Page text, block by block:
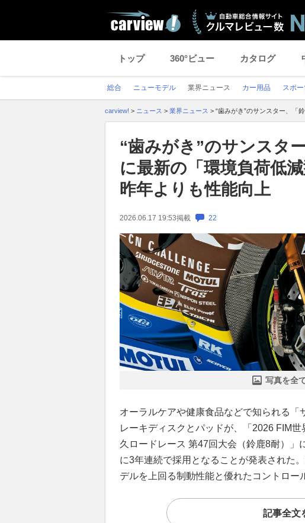
トップ 360°ビュー カタログ
総合 ニューモデル 業界ニュース カー用品 スポー
carview! > ニュース > 業界ニュース > “歯みがき”のサンスター、「
“歯みがき”のサンスタ
に最新の「環境負荷低
昨年よりも性能向上
2026.06.17 19:53掲載 22
写真を全
オーラルケアや健康食品などで知られる
レーキディスクとパッドが、「2026 FIM
久ロードレース 第47回大会（鈴鹿8耐）」
に3年連続で採用となることが発表された
デルを上回る制動性能と優れたコントロー
記事全文